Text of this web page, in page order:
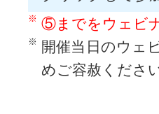
⑤までをウェビ
開催当日のウェ
めご容赦くださ